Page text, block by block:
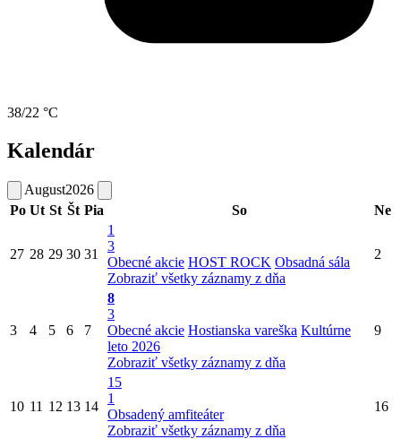
38/22 °C
Kalendár
August2026
Po Ut St Št Pia So Ne
27 28 29 30 31
1
3
Obecné akcie HOST ROCK Obsadná sála
Zobraziť všetky záznamy z dňa
2
3 4 5 6 7
8
3
Obecné akcie Hostianska vareška Kultúrne
leto 2026
Zobraziť všetky záznamy z dňa
9
10 11 12 13 14
15
1
Obsadený amfiteáter
Zobraziť všetky záznamy z dňa
16